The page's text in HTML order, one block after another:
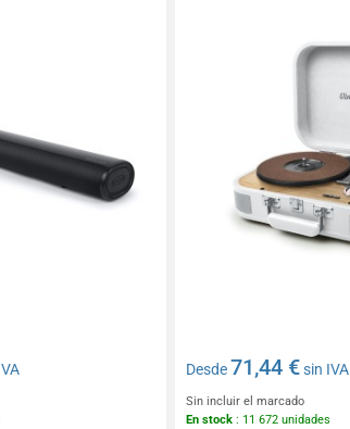
Desde71,44 €sin IVA
Sin incluir el marcado
En stock: 11 672 unidades